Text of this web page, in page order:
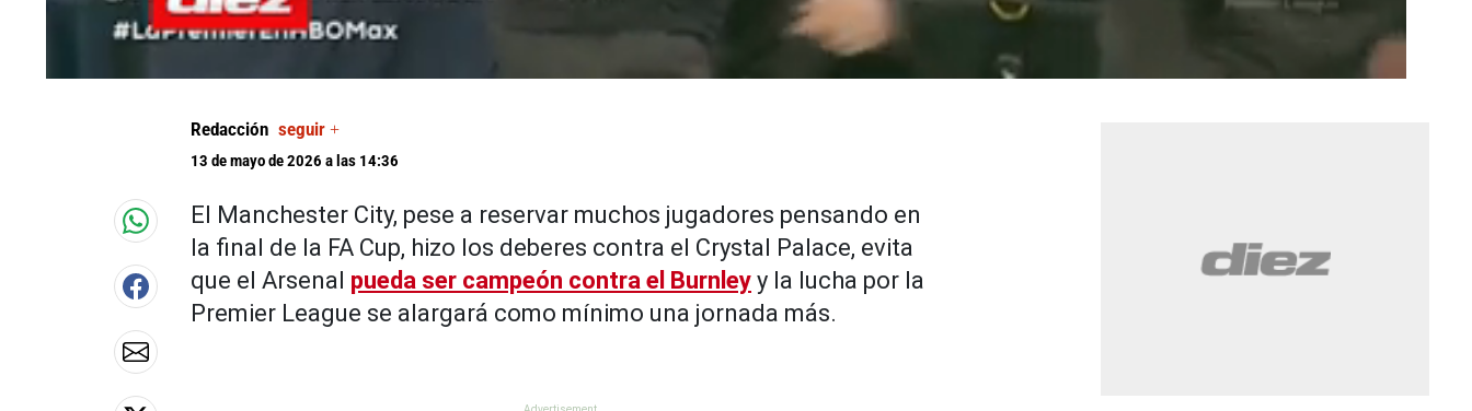
Redacción seguir +
13 de mayo de 2026 a las 14:36
El Manchester City, pese a reservar muchos jugadores pensando en
la final de la FA Cup, hizo los deberes contra el Crystal Palace, evita
que el Arsenal pueda ser campeón contra el Burnley y la lucha por la
Premier League se alargará como mínimo una jornada más.